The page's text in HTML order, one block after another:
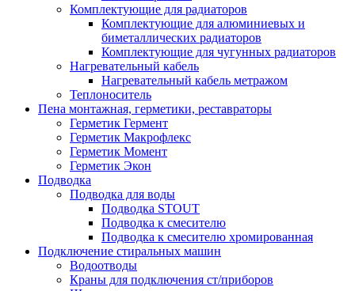
Комплектующие для радиаторов
Комплектующие для алюминиевых и
биметаллических радиаторов
Комплектующие для чугунных радиаторов
Нагревательный кабель
Нагревательный кабель метражом
Теплоноситель
Пена монтажная, герметики, реставраторы
Герметик Гермент
Герметик Макрофлекс
Герметик Момент
Герметик Экон
Подводка
Подводка для воды
Подводка STOUT
Подводка к смесителю
Подводка к смесителю хромированная
Подключение стиральных машин
Водоотводы
Краны для подключения ст/приборов